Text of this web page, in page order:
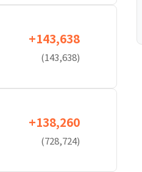
+143,638
(143,638)
+138,260
(728,724)